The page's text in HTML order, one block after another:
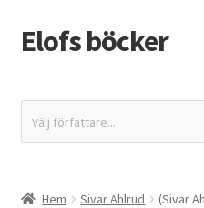
Hoppa
till
Hoppa
till
Elofs böcker
Återbetalnings- och
Välj författare...
Hem Sivar Ahlrud (Sivar